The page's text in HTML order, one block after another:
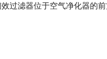
过滤器位于空气净化器的